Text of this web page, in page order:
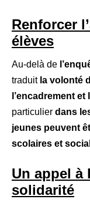
Renforcer
élèves
Au-delà de
traduit la volonté
l’encadrement
particulier dans
jeunes peuvent
scolaires et
Un appel à
solidarité